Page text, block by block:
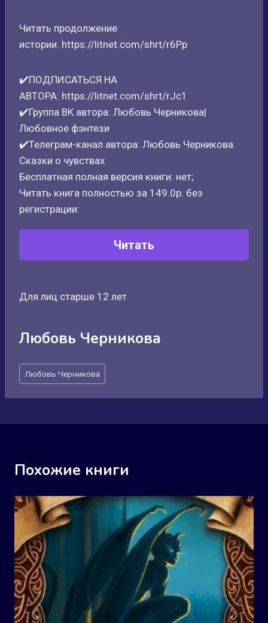
Читать продолжение
истории: https://litnet.com/shrt/r6Pp
✔️ПОДПИСАТЬСЯ НА
АВТОРА: https://litnet.com/shrt/rJc1
✔️Группа ВК автора: Любовь Черникова|
Любовное фэнтези
✔️Телеграм-канал автора: Любовь Черникова.
Сказки о чувствах
Бесплатная полная версия книги: нет;
Читать книга полностью за 149.0р. без
регистрации:
Читать
Для лиц старше 12 лет
Любовь Черникова
Метки
записи:
Любовь Черникова
Похожие книги